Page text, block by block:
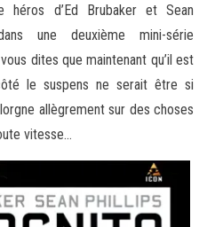
héros d’Ed Brubaker et Sean
une deuxième mini-série
dites que maintenant qu’il est
le suspens ne serait être si
allègrement sur des choses
vitesse…